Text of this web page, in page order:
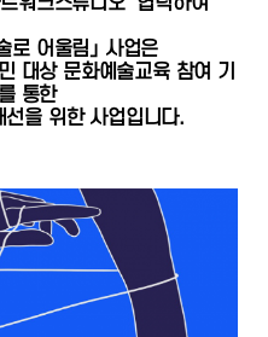
로 어울림」 사업은
대상 문화예술교육 참여 기
통한
을 위한 사업입니다.